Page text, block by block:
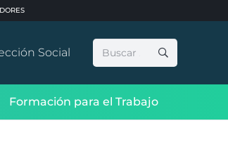
Social Buscar:
Formación para el Trabajo